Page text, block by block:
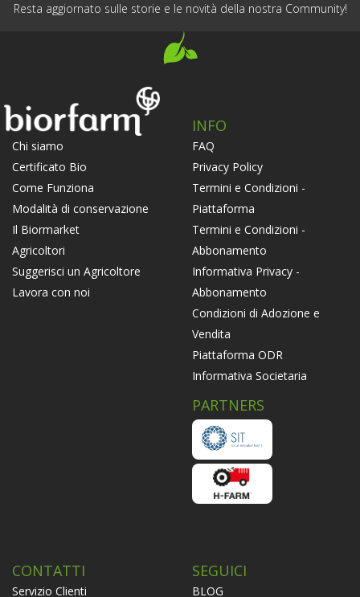
Resta aggiornato sulle storie e le novità della nostra Community!
Chi siamo
Certificato Bio
Come Funziona
Modalità di conservazione
Il Biormarket
Agricoltori
Suggerisci un Agricoltore
Lavora con noi
INFO
FAQ
Privacy Policy
Termini e Condizioni -
Piattaforma
Termini e Condizioni -
Abbonamento
Informativa Privacy -
Abbonamento
Condizioni di Adozione e
Vendita
Piattaforma ODR
Informativa Societaria
PARTNERS
CONTATTI
Servizio Clienti
SEGUICI
BLOG